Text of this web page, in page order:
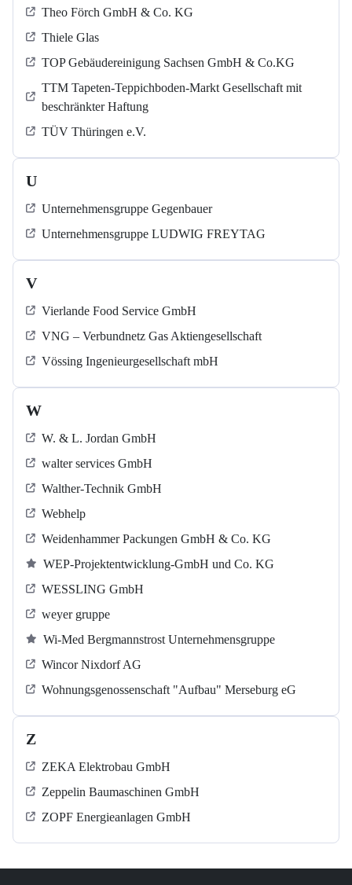
Theo Förch GmbH & Co. KG
Thiele Glas
TOP Gebäudereinigung Sachsen GmbH & Co.KG
TTM Tapeten-Teppichboden-Markt Gesellschaft mit
beschränkter Haftung
TÜV Thüringen e.V.
U
Unternehmensgruppe Gegenbauer
Unternehmensgruppe LUDWIG FREYTAG
V
Vierlande Food Service GmbH
VNG – Verbundnetz Gas Aktiengesellschaft
Vössing Ingenieurgesellschaft mbH
W
W. & L. Jordan GmbH
walter services GmbH
Walther-Technik GmbH
Webhelp
Weidenhammer Packungen GmbH & Co. KG
WEP-Projektentwicklung-GmbH und Co. KG
WESSLING GmbH
weyer gruppe
Wi-Med Bergmannstrost Unternehmensgruppe
Wincor Nixdorf AG
Wohnungsgenossenschaft "Aufbau" Merseburg eG
Z
ZEKA Elektrobau GmbH
Zeppelin Baumaschinen GmbH
ZOPF Energieanlagen GmbH